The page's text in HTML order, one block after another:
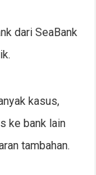
dari SeaBank
kasus,
ke bank lain
tambahan.